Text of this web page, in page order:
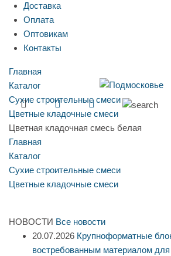
Доставка
Оплата
Оптовикам
Контакты
Главная
Каталог
Сухие строительные смеси
Цветные кладочные смеси
Цветная кладочная смесь белая
Главная
Каталог
Сухие строительные смеси
Цветные кладочные смеси
НОВОСТИ Все новости
20.07.2026 Крупноформатные
востребованным материалом для